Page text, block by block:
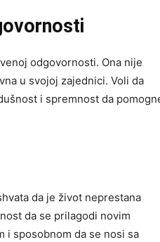
odgovornosti. Ona nije
u svojoj zajednici. Voli da
i spremnost da
da je život neprestana
da se prilagodi novim
i sposobnom da se nosi sa